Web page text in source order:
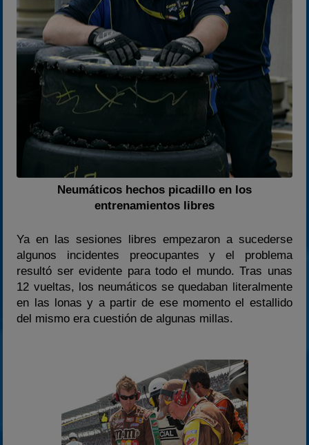
Neumáticos hechos picadillo en los
entrenamientos libres
Ya en las sesiones libres empezaron a sucederse
algunos incidentes preocupantes y el problema
resultó ser evidente para todo el mundo. Tras unas
12 vueltas, los neumáticos se quedaban literalmente
en las lonas y a partir de ese momento el estallido
del mismo era cuestión de algunas millas.